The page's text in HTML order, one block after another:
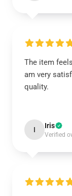
The item
am very
quality.
I Iris
Verified